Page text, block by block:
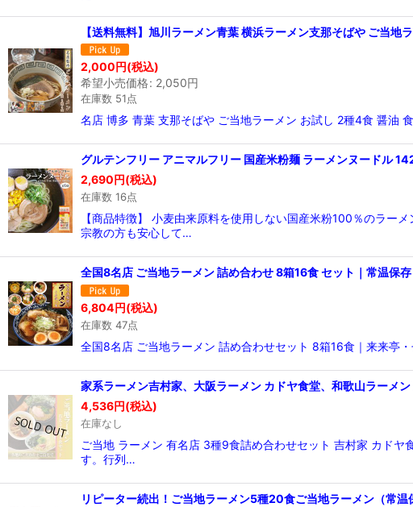
【送料無料】旭川ラーメン青葉 横浜ラーメン支那そばや ご当地
2,000円(税込)
希望小売価格: 2,050円
在庫数 51点
名店 博多 青葉 支那そばや ご当地ラーメン お試し 2種4食 醤油
グルテンフリー アニマルフリー 国産米粉麺 ラーメンヌードル
2,690円(税込)
在庫数 16点
【商品特徴】 小麦由来原料を使用しない国産米粉100％のラー
宗教の方も安心して…
全国8名店 ご当地ラーメン 詰め合わせ 8箱16食 セット｜常温保
6,804円(税込)
在庫数 47点
全国8名店 ご当地ラーメン 詰め合わせセット 8箱16食｜来来亭
家系ラーメン吉村家、大阪ラーメン カドヤ食堂、和歌山ラーメ
4,536円(税込)
在庫なし
ご当地 ラーメン 有名店 3種9食詰め合わせセット 吉村家 カド
す。行列…
リピーター続出！ご当地ラーメン5種20食ご当地ラーメン（常温